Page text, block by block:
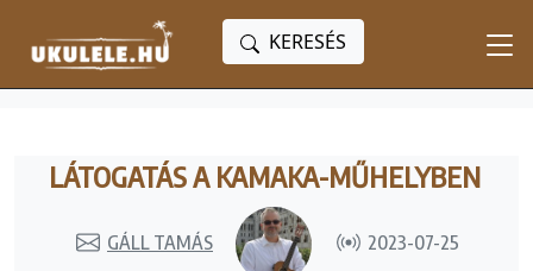
KERESÉS
LÁTOGATÁS A KAMAKA-MŰHELYBEN
GÁLL TAMÁS 2023-07-25